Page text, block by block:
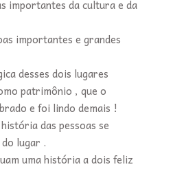
importantes da cultura e da
importantes e grandes
desses dois lugares
patrimônio , que o
e foi lindo demais !
das pessoas se
lugar .
uma história a dois feliz